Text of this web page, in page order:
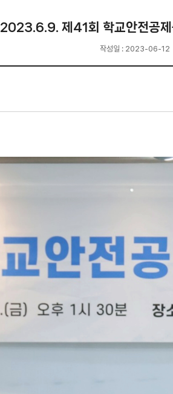
2023.6.9. 제41회 학교안전공제
작성일 : 2023-06-12